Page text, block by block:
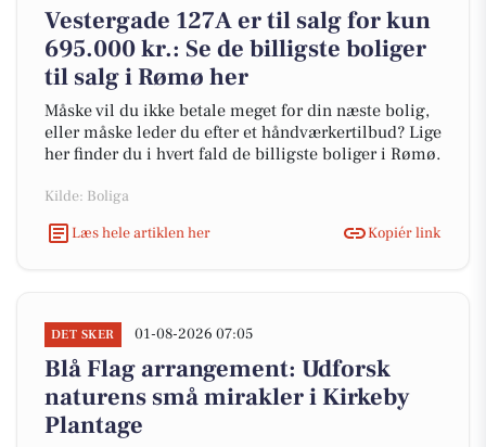
Vestergade 127A er til salg for kun
695.000 kr.: Se de billigste boliger
til salg i Rømø her
Måske vil du ikke betale meget for din næste bolig,
eller måske leder du efter et håndværkertilbud? Lige
her finder du i hvert fald de billigste boliger i Rømø.
Kilde: Boliga
Læs hele artiklen her
Kopiér link
DET SKER 01-08-2026 07:05
Blå Flag arrangement: Udforsk
naturens små mirakler i Kirkeby
Plantage